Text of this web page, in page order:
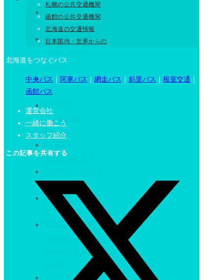
札幌丘珠空港・空
港情報
新千歳国際空港
Airport）
奥尻空港・空港情
報
（Hakodate
Airport）
利尻空港エリア
利尻空港・空港情
北海道旭川空港
（Asahikawa
Airport）からの旅
札幌の公共交通機関
函館の公共交通機関
北海道の交通情報
日本国内・世界からの
北海道をつなぐバス
中央バス ｜ 阿寒バス ｜ 網走バス ｜ 斜里バス ｜ 根室交通 ｜
函館バス
運営会社
一緒に働こう
スタッフ紹介
この記事を共有する